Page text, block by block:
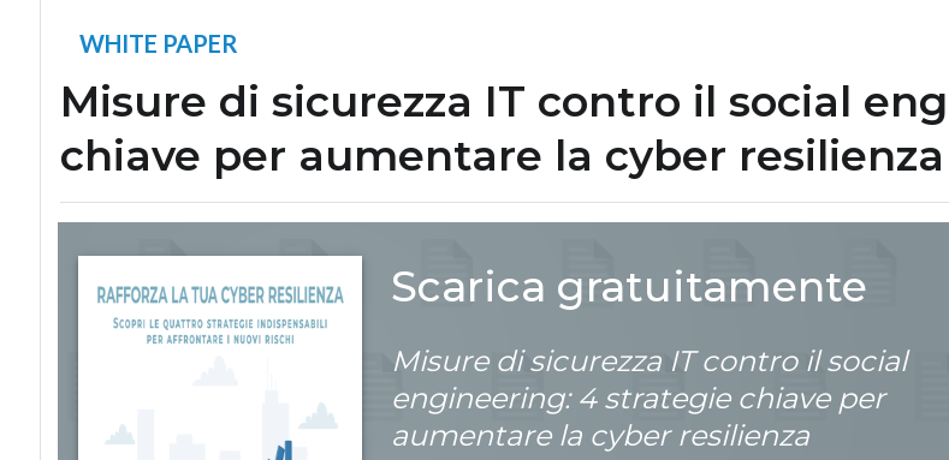
WHITE PAPER
Misure di sicurezza IT contro il social
chiave per aumentare la cyber resilienza
Scarica gratuitamente
Misure di sicurezza IT contro il social
engineering: 4 strategie chiave per
aumentare la cyber resilienza